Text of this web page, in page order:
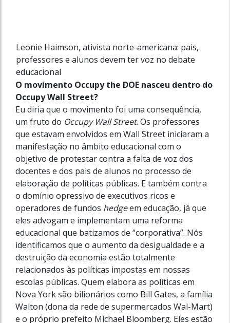
Leonie Haimson, ativista norte-americana: pais,
professores e alunos devem ter voz no debate
educacional
O movimento Occupy the DOE nasceu dentro do
Occupy Wall Street?
Eu diria que o movimento foi uma consequência,
um fruto do Occupy Wall Street. Os professores
que estavam envolvidos em Wall Street iniciaram a
manifestação no âmbito educacional com o
objetivo de protestar contra a falta de voz dos
docentes e dos pais de alunos no processo de
elaboração de políticas públicas. E também contra
o domínio opressivo de executivos ricos e
operadores de fundos hedgeem educação, já que
eles advogam e implementam uma reforma
educacional que batizamos de “corporativa”. Nós
identificamos que o aumento da desigualdade e a
destruição da economia estão totalmente
relacionados às políticas impostas em nossas
escolas públicas. Quem elabora as políticas em
Nova York são bilionários como Bill Gates, a família
Walton (dona da rede de supermercados Wal-Mart)
e o próprio prefeito Michael Bloomberg. Eles estão